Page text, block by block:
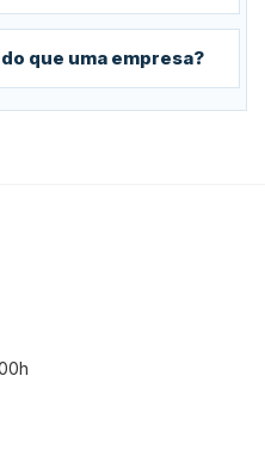
que uma empresa?